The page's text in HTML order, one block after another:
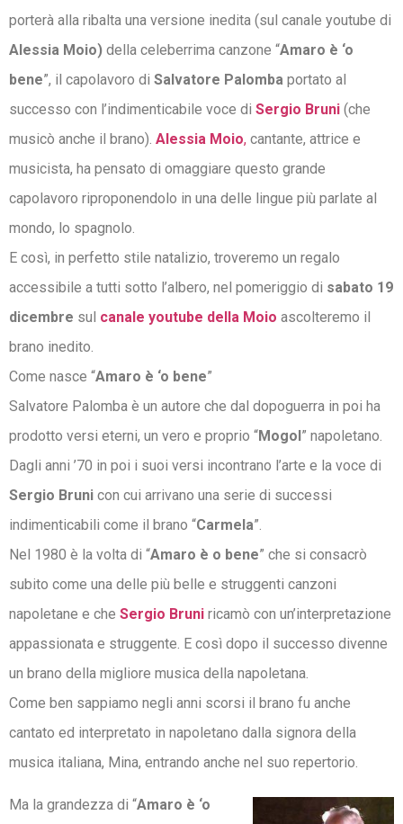
porterà alla ribalta una versione inedita (sul canale youtube di
Alessia Moio) della celeberrima canzone “Amaro è ‘o
bene”, il capolavoro di Salvatore Palomba portato al
successo con l’indimenticabile voce di Sergio Bruni (che
musicò anche il brano). Alessia Moio, cantante, attrice e
musicista, ha pensato di omaggiare questo grande
capolavoro riproponendolo in una delle lingue più parlate al
mondo, lo spagnolo.
E così, in perfetto stile natalizio, troveremo un regalo
accessibile a tutti sotto l’albero, nel pomeriggio di sabato 19
dicembre sul canale youtube della Moio ascolteremo il
brano inedito.
Come nasce “Amaro è ‘o bene”
Salvatore Palomba è un autore che dal dopoguerra in poi ha
prodotto versi eterni, un vero e proprio “Mogol” napoletano.
Dagli anni ’70 in poi i suoi versi incontrano l’arte e la voce di
Sergio Bruni con cui arrivano una serie di successi
indimenticabili come il brano “Carmela”.
Nel 1980 è la volta di “Amaro è o bene” che si consacrò
subito come una delle più belle e struggenti canzoni
napoletane e che Sergio Bruni ricamò con un’interpretazione
appassionata e struggente. E così dopo il successo divenne
un brano della migliore musica della napoletana.
Come ben sappiamo negli anni scorsi il brano fu anche
cantato ed interpretato in napoletano dalla signora della
musica italiana, Mina, entrando anche nel suo repertorio.
Ma la grandezza di “Amaro è ‘o